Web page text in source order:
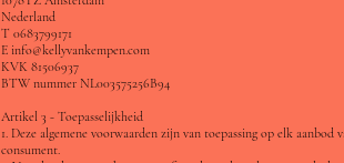
Nederland
T 0683799171
E info@kellyvankempen.com
KVK 81506937
BTW nummer NL003575256B94
Artikel 3 - Toepasselijkheid
1. Deze algemene voorwaarden zijn van toepassing op elk
consument.